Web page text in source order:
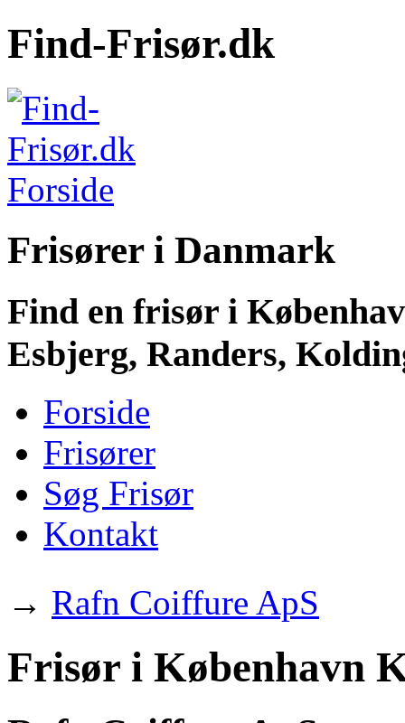
Find-Frisør.dk
Frisører i Danmark
Find en frisør i
Esbjerg, Randers,
Forside
Frisører
Søg Frisør
Kontakt
→ Rafn Coiffure ApS
Frisør i København